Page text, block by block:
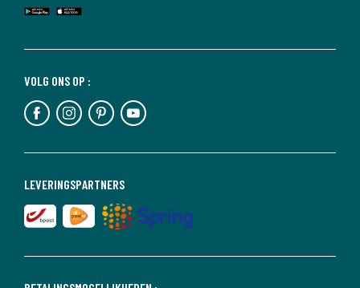
LEVERINGSPARTNERS
VOLG ONS OP :